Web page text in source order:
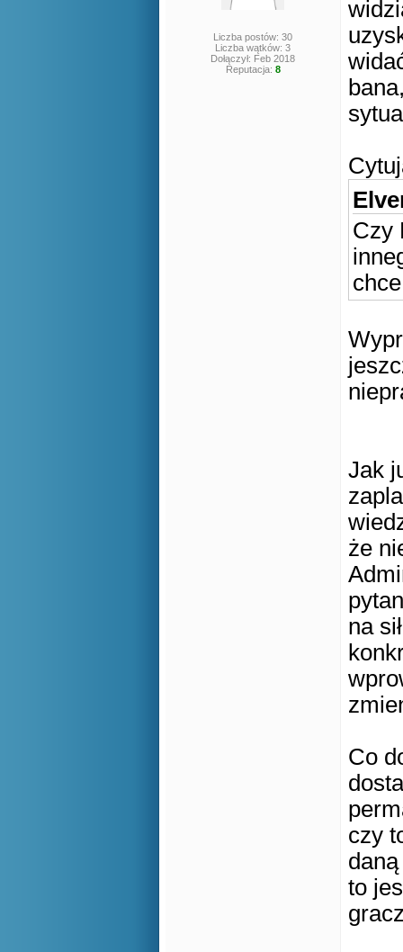
Liczba postów: 30
Liczba wątków: 3
Dołączył: Feb 2018
Reputacja: 8
Czy
Jak
że
na
Co
czy
to